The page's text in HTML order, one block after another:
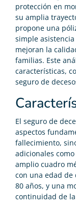
protección en
su amplia
propone una
simple
mejoran la
familias. Este
características,
seguro de
El seguro de
aspectos
fallecimiento,
adicionales
amplio cuadro
con una edad de
80 años, y una
continuidad de